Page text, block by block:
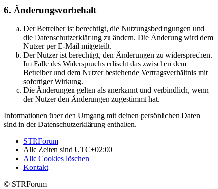
6. Änderungsvorbehalt
Der Betreiber ist berechtigt, die Nutzungsbedingungen und
die Datenschutzerklärung zu ändern. Die Änderung wird dem
Nutzer per E-Mail mitgeteilt.
Der Nutzer ist berechtigt, den Änderungen zu widersprechen.
Im Falle des Widerspruchs erlischt das zwischen dem
Betreiber und dem Nutzer bestehende Vertragsverhältnis mit
sofortiger Wirkung.
Die Änderungen gelten als anerkannt und verbindlich, wenn
der Nutzer den Änderungen zugestimmt hat.
Informationen über den Umgang mit deinen persönlichen Daten
sind in der Datenschutzerklärung enthalten.
STRForum
Alle Zeiten sind UTC+02:00
Alle Cookies löschen
Kontakt
© STRForum